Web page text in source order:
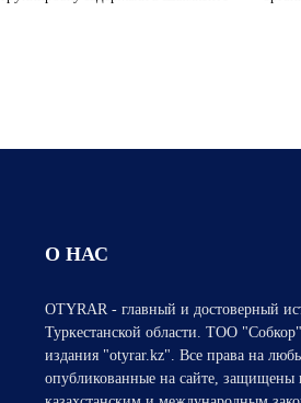
О НАС
OTYRAR - главный и достоверный
Туркестанской области. ТОО "Собкор"
издания "otyrar.kz". Все права на
опубликованные на сайте, защищены